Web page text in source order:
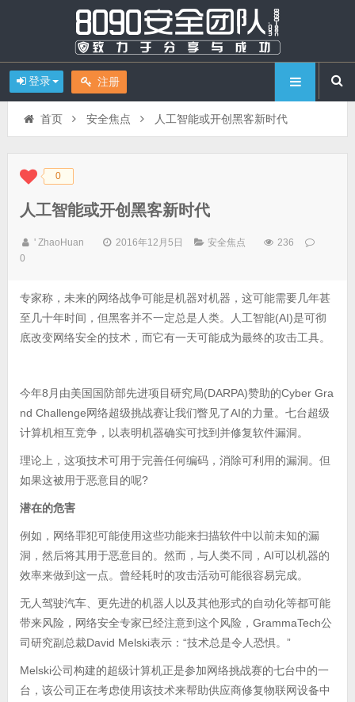
登录 注册
首页 安全焦点 人工智能或开创黑客新时代
◆◆ 0
人工智能或开创黑客新时代
' ZhaoHuan 2016年12月5日 安全焦点
236
0
专家称，未来的网络战争可能是机器对机器，这可能需要几年甚
至几十年时间，但黑客并不一定总是人类。人工智能(AI)是可彻
底改变网络安全的技术，而它有一天可能成为最终的攻击工具。
今年8月由美国国防部先进项目研究局(DARPA)赞助的Cyber Gra
nd Challenge网络超级挑战赛让我们瞥见了AI的力量。七台超级
计算机相互竞争，以表明机器确实可找到并修复软件漏洞。
理论上，这项技术可用于完善任何编码，消除可利用的漏洞。但
如果这被用于恶意目的呢?
潜在的危害
例如，网络罪犯可能使用这些功能来扫描软件中以前未知的漏
洞，然后将其用于恶意目的。然而，与人类不同，AI可以机器的
效率来做到这一点。曾经耗时的攻击活动可能很容易完成。
无人驾驶汽车、更先进的机器人以及其他形式的自动化等都可能
带来风险，网络安全专家已经注意到这个风险，GrammaTech公
司研究副总裁David Melski表示：“技术总是令人恐惧。”
Melski公司构建的超级计算机正是参加网络挑战赛的七台中的一
台，该公司正在考虑使用该技术来帮助供应商修复物联网设备中